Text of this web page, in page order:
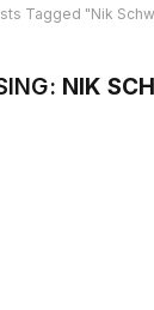
Tagged "Nik
NIK